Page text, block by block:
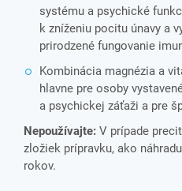
systému a psychické
k zníženiu pocitu únavy a
prirodzené fungovanie
Kombinácia magnézia a
hlavne pre osoby
a psychickej záťaži a pre
Nepoužívajte: V prípade
zložiek prípravku, ako
rokov.